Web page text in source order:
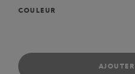
COULEUR